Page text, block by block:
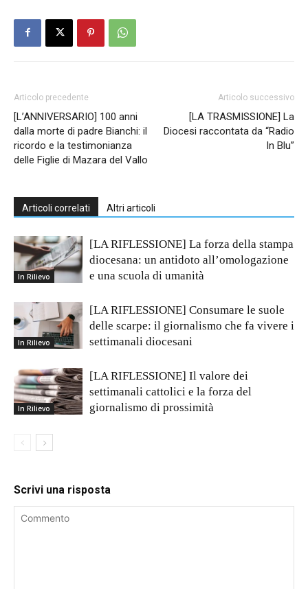
Articolo precedente
[L’ANNIVERSARIO] 100 anni
dalla morte di padre Bianchi: il
ricordo e la testimonianza
delle Figlie di Mazara del Vallo
Articolo successivo
[LA TRASMISSIONE] La
Diocesi raccontata da “Radio
In Blu”
Articoli correlati Altri articoli
In Rilievo
[LA RIFLESSIONE] La forza della stampa
diocesana: un antidoto all’omologazione
e una scuola di umanità
In Rilievo
[LA RIFLESSIONE] Consumare le suole
delle scarpe: il giornalismo che fa vivere i
settimanali diocesani
In Rilievo
[LA RIFLESSIONE] Il valore dei
settimanali cattolici e la forza del
giornalismo di prossimità
Scrivi una risposta